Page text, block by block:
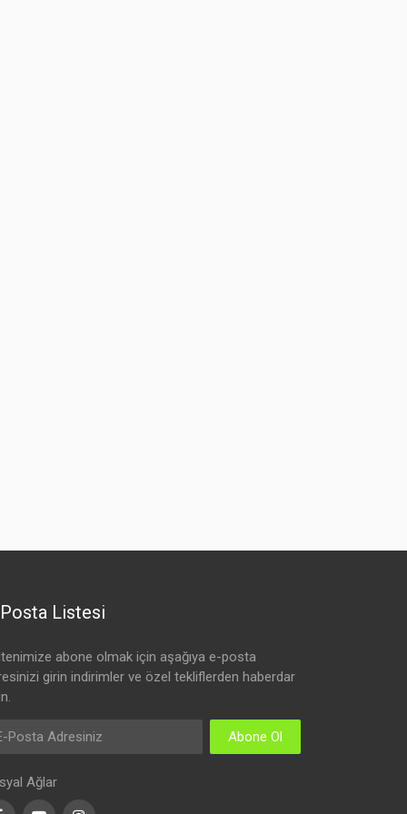
Listesi
abone olmak için aşağıya e-posta
girin indirimler ve özel tekliflerden haberdar
Abone Ol
Ağlar